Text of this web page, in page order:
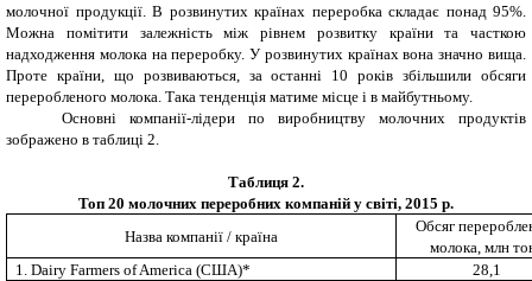
молочної продукції. В розвинутих країнах переробка складає понад 95%.
Можна помітити залежність між рівнем розвитку країни та часткою
надходження молока на переробку. У розвинутих країнах вона значно вища.
Проте країни, що розвиваються, за останні 10 років збільшили обсяги
переробленого молока. Така тенденція матиме місце і в майбутньому.
Основні компанії-лідери по виробництву молочних продуктів
зображено в таблиці 2.
Таблиця 2.
Топ 20 молочних переробних компаній у світі, 2015 р.
Назва компанії / країна
Обсяг
молока, млн
1. Dairy Farmers of America (США)*
28,1